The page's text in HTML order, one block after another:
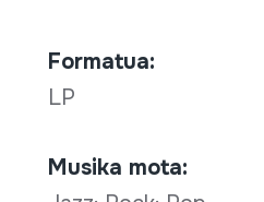
Formatua:
LP
Musika mota: